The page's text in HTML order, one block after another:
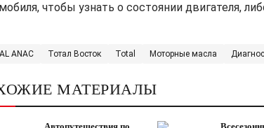
чтобы узнать о состоянии двигателя,
ANAC Тотал Восток Total Моторные масла
МАТЕРИАЛЫ